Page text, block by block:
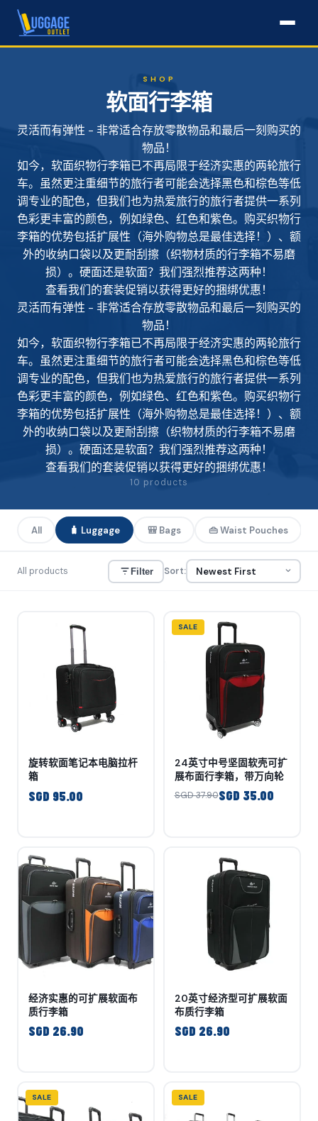
SHOP
软面行李箱
灵活而有弹性 - 非常适合存放零散物品和最后一刻购买的
物品！
如今，软面织物行李箱已不再局限于经济实惠的两轮旅行
车。虽然更注重细节的旅行者可能会选择黑色和棕色等低
调专业的配色，但我们也为热爱旅行的旅行者提供一系列
色彩更丰富的颜色，例如绿色、红色和紫色。购买织物行
李箱的优势包括扩展性（海外购物总是最佳选择！）、额
外的收纳口袋以及更耐刮擦（织物材质的行李箱不易磨
损）。硬面还是软面？我们强烈推荐这两种！
查看我们的套装促销以获得更好的捆绑优惠！
灵活而有弹性 - 非常适合存放零散物品和最后一刻购买的
物品！
如今，软面织物行李箱已不再局限于经济实惠的两轮旅行
车。虽然更注重细节的旅行者可能会选择黑色和棕色等低
调专业的配色，但我们也为热爱旅行的旅行者提供一系列
色彩更丰富的颜色，例如绿色、红色和紫色。购买织物行
李箱的优势包括扩展性（海外购物总是最佳选择！）、额
外的收纳口袋以及更耐刮擦（织物材质的行李箱不易磨
损）。硬面还是软面？我们强烈推荐这两种！
查看我们的套装促销以获得更好的捆绑优惠！
10 products
All 🧳 Luggage 🎒 Bags 👜 Waist Pouches
All products Filter Sort:
旋转软面笔记本电脑拉杆
箱
SGD 95.00
SALE
24英寸中号坚固软壳可扩
展布面行李箱，带万向轮
SGD 37.90SGD 35.00
经济实惠的可扩展软面布
质行李箱
SGD 26.90
20英寸经济型可扩展软面
布质行李箱
SGD 26.90
SALE SALE